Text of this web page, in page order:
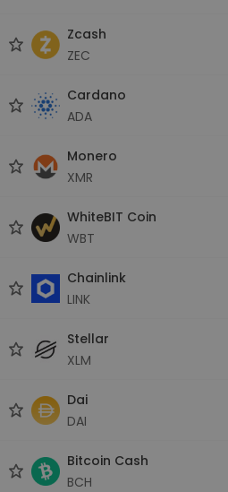
Zcash
ZEC
Cardano
ADA
Monero
XMR
WhiteBIT Coin
WBT
Chainlink
LINK
Stellar
XLM
Dai
DAI
Bitcoin Cash
BCH